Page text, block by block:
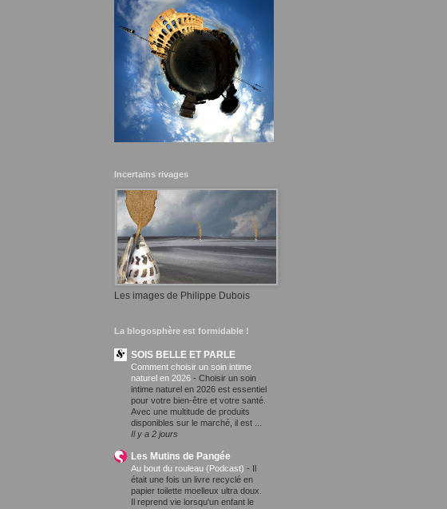
Incertains rivages
Les images de Philippe Dubois
La blogosphère est formidable !
SOIS BELLE ET PARLE
Comment choisir un soin intime
naturel en 2026 - Choisir un soin
intime naturel en 2026 est essentiel
pour votre bien-être et votre santé.
Avec une multitude de produits
disponibles sur le marché, il est ...
Il y a 2 jours
Les Mutins de Pangée
Au bout du rouleau (Podcast) - Il
était une fois un livre recyclé en
papier toilette moelleux ultra doux.
Il reprend vie lorsqu'un enfant le